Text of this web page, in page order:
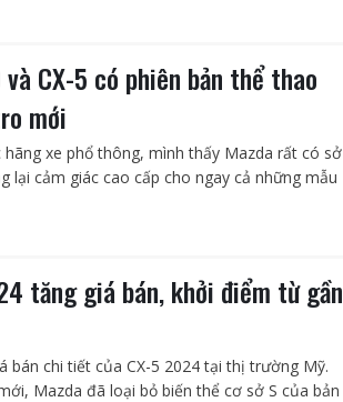
và CX-5 có phiên bản thể thao
mới
hãng xe phổ thông, mình thấy Mazda rất có sở
lại cảm giác cao cấp cho ngay cả những mẫu
tăng giá bán, khởi điểm từ gần
bán chi tiết của CX-5 2024 tại thị trường Mỹ.
Mazda đã loại bỏ biến thể cơ sở S của bản